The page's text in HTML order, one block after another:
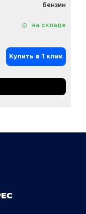
бензин
на складе
Купить в 1 клик